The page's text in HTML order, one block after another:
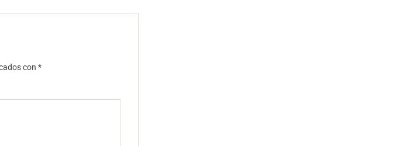
con *